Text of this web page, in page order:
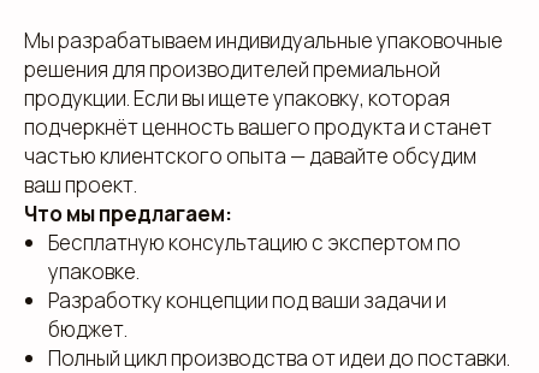
Мы разрабатываем индивидуальные упаковочные
решения для производителей премиальной
продукции. Если вы ищете упаковку, которая
подчеркнёт ценность вашего продукта и станет
частью клиентского опыта — давайте обсудим
ваш проект.
Что мы предлагаем:
Бесплатную консультацию с экспертом по
упаковке.
Разработку концепции под ваши задачи и
бюджет.
Полный цикл производства от идеи до поставки.